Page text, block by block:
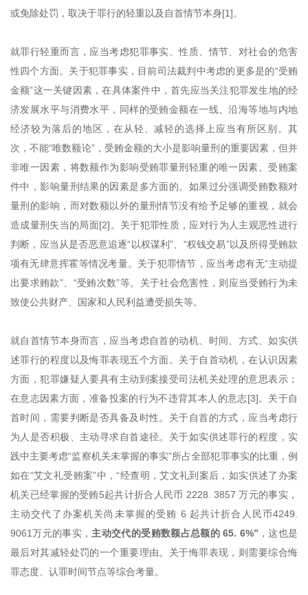
或免除处罚，取决于罪行的轻重以及自首情节本身[1]。
就罪行轻重而言，应当考虑犯罪事实、性质、情节、对社会的危害
性四个方面。关于犯罪事实，目前司法裁判中考虑的更多是的“受贿
金额”这一关键因素，在具体案件中，首先应当关注犯罪发生地的经
济发展水平与消费水平，同样的受贿金额在一线、沿海等地与内地
经济较为落后的地区，在从轻、减轻的选择上应当有所区别。其
次，不能“唯数额论”，受贿金额的大小是影响量刑的重要因素，但并
非唯一因素，将数额作为影响受贿罪量刑轻重的唯一因素。受贿案
件中，影响量刑结果的因素是多方面的。如果过分强调受贿数额对
量刑的影响，而对数额以外的量刑情节没有给予足够的重视，就会
造成量刑失当的局面[2]。关于犯罪性质，应对行为人主观恶性进行
判断，应当从是否恶意追逐“以权谋利”、“权钱交易”以及所得受贿款
项有无肆意挥霍等情况考量。关于犯罪情节，应当考虑有无“主动提
出要求贿款”、“受贿次数”等。关于社会危害性，则应当受贿行为未
致使公共财产、国家和人民利益遭受损失等。
就自首情节本身而言，应当考虑自首的动机、时间、方式、如实供
述罪行的程度以及悔罪表现五个方面。关于自首动机，在认识因素
方面，犯罪嫌疑人要具有主动到案接受司法机关处理的意思表示；
在意志因素方面，准备投案的行为不违背其本人的意志[3]。关于自
首时间，需要判断是否具备及时性。关于自首的方式，应当考虑行
为人是否积极、主动寻求自首途径。关于如实供述罪行的程度，实
践中主要考虑“监察机关未掌握的事实”所占全部犯罪事实的比重，例
如在“艾文礼受贿案”中，“经查明，艾文礼到案后，如实供述了办案
机关已经掌握的受贿5起共计折合人民币 2228. 3857 万元的事实，
主动交代了办案机关尚未掌握的受贿 6 起共计折合人民币4249.
9061万元的事实， 主动交代的受贿数额占总额的 65. 6%” ，这也是
最后对其减轻处罚的一个重要理由。关于悔罪表现，则需要综合悔
罪态度、认罪时间节点等综合考量。